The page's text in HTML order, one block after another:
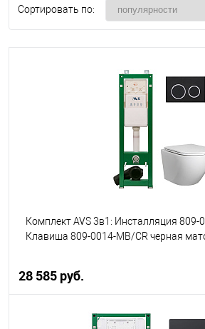
Сортировать по:
Комплект AVS 3в1: Инсталляция 809-
Клавиша 809-0014-MB/CR черная
28 585 руб.
В корзину